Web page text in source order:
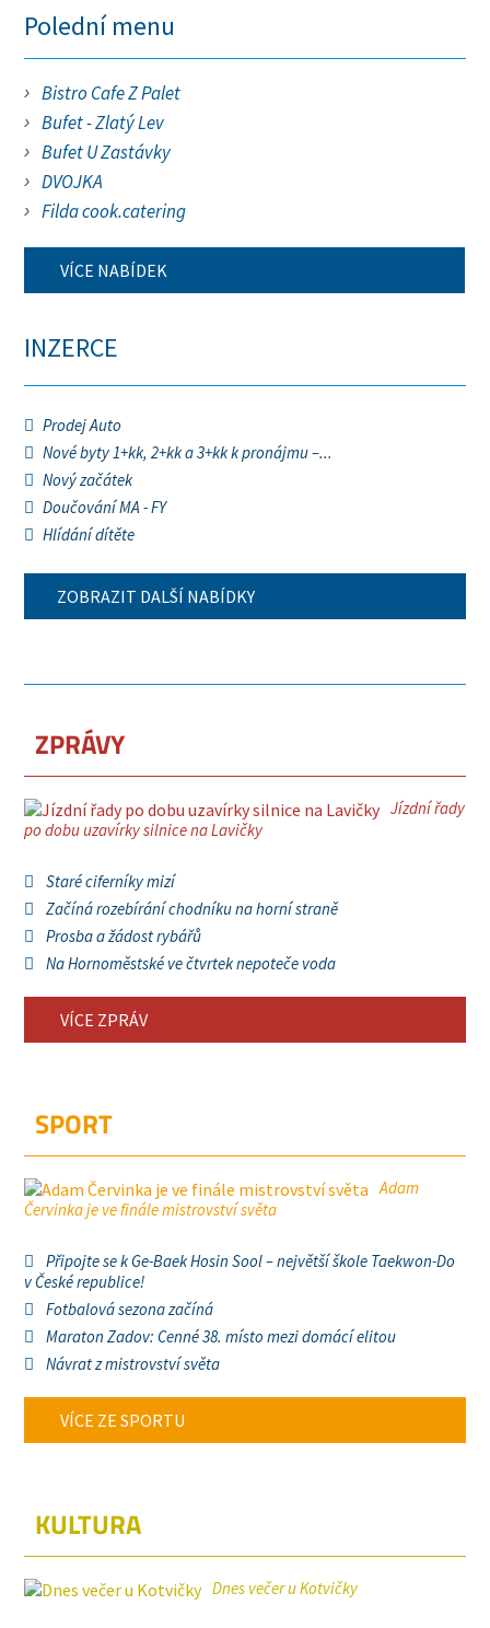
Polední menu
Bistro Cafe Z Palet
Bufet - Zlatý Lev
Bufet U Zastávky
DVOJKA
Filda cook.catering
VÍCE NABÍDEK
INZERCE
Prodej Auto
Nové byty 1+kk, 2+kk a 3+kk k pronájmu –...
Nový začátek
Doučování MA - FY
Hlídání dítěte
ZOBRAZIT DALŠÍ NABÍDKY
ZPRÁVY
Jízdní řady
po dobu uzavírky silnice na Lavičky
Staré ciferníky mizí
Začíná rozebírání chodníku na horní straně
Prosba a žádost rybářů
Na Hornoměstské ve čtvrtek nepoteče voda
VÍCE ZPRÁV
SPORT
Adam
Červinka je ve finále mistrovství světa
Připojte se k Ge-Baek Hosin Sool – největší škole Taekwon-Do
v České republice!
Fotbalová sezona začíná
Maraton Zadov: Cenné 38. místo mezi domácí elitou
Návrat z mistrovství světa
VÍCE ZE SPORTU
KULTURA
Dnes večer u Kotvičky